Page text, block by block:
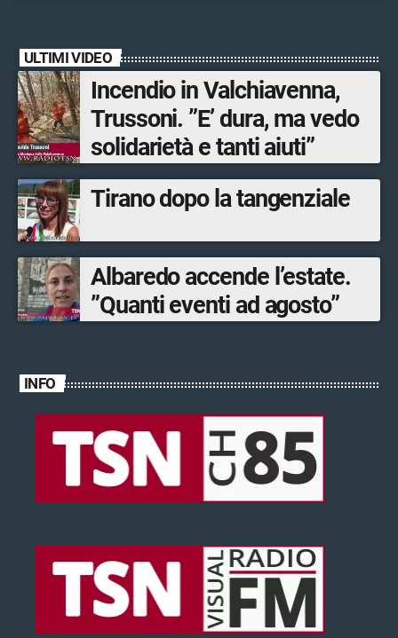
Shopping.
ULTIMI VIDEO
Incendio in Valchiavenna,
Trussoni. ”E’ dura, ma vedo
solidarietà e tanti aiuti”
Tirano dopo la tangenziale
Albaredo accende l’estate.
”Quanti eventi ad agosto”
INFO